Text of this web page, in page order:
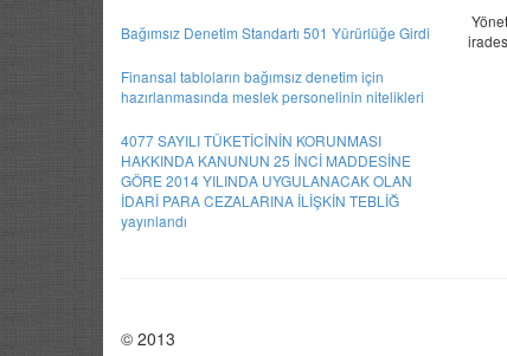
Bağımsız Denetim Standartı 501 Yürürlüğe Girdi
Finansal tabloların bağımsız denetim için
hazırlanmasında meslek personelinin nitelikleri
4077 SAYILI TÜKETİCİNİN KORUNMASI
HAKKINDA KANUNUN 25 İNCİ MADDESİNE
GÖRE 2014 YILINDA UYGULANACAK OLAN
İDARİ PARA CEZALARINA İLİŞKİN TEBLİĞ
yayınlandı
© 2013